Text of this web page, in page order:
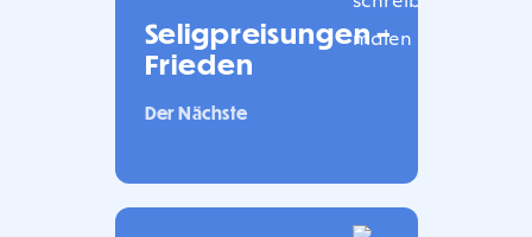
Seligpreisungen –
Frieden
Der Nächste